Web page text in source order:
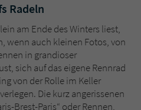
Radeln
am Ende des Winters liest,
wenn auch kleinen Fotos, von
in grandioser
sich auf das eigene Rennrad
von der Rolle im Keller
Die kurz angerissenen
Brest-Paris“ oder Rennen,